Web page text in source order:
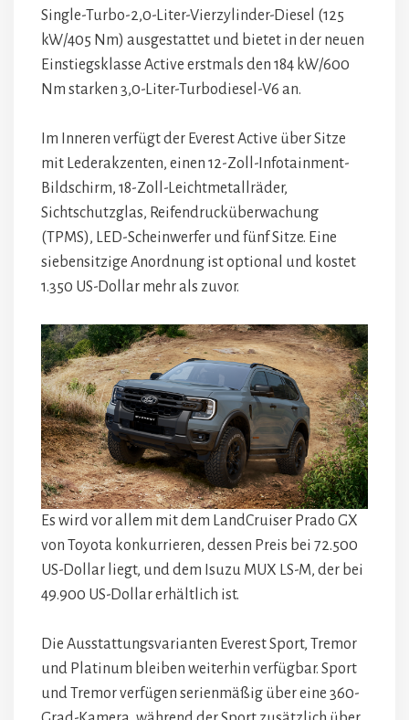
Single-Turbo-2,0-Liter-Vierzylinder-Diesel (125
kW/405 Nm) ausgestattet und bietet in der neuen
Einstiegsklasse Active erstmals den 184 kW/600
Nm starken 3,0-Liter-Turbodiesel-V6 an.
Im Inneren verfügt der Everest Active über Sitze
mit Lederakzenten, einen 12-Zoll-Infotainment-
Bildschirm, 18-Zoll-Leichtmetallräder,
Sichtschutzglas, Reifendrucküberwachung
(TPMS), LED-Scheinwerfer und fünf Sitze. Eine
siebensitzige Anordnung ist optional und kostet
1.350 US-Dollar mehr als zuvor.
Es wird vor allem mit dem LandCruiser Prado GX
von Toyota konkurrieren, dessen Preis bei 72.500
US-Dollar liegt, und dem Isuzu MUX LS-M, der bei
49.900 US-Dollar erhältlich ist.
Die Ausstattungsvarianten Everest Sport, Tremor
und Platinum bleiben weiterhin verfügbar. Sport
und Tremor verfügen serienmäßig über eine 360-